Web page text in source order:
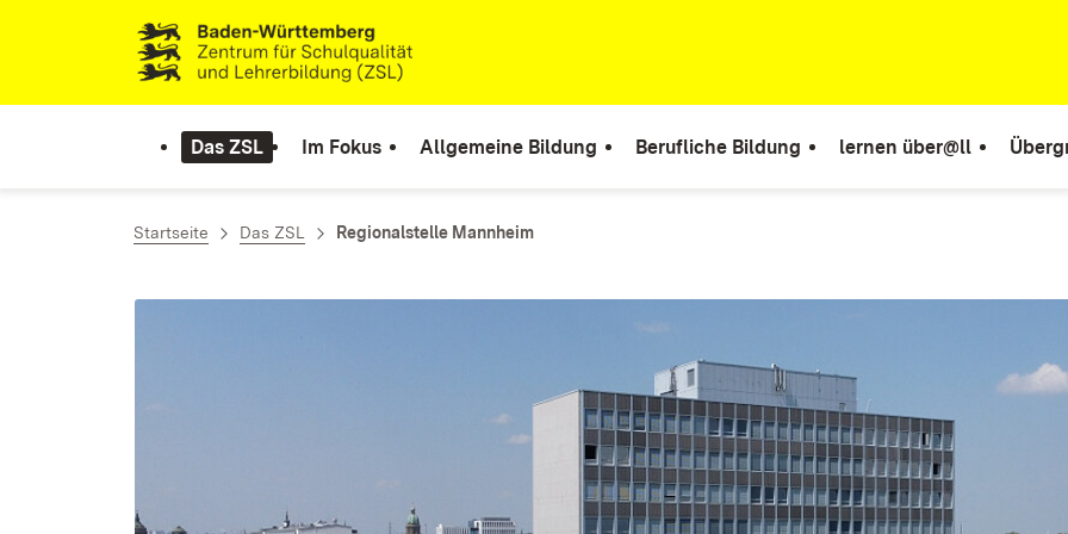
Zum Inhalt springen
Link zur Startseite
Das ZSL Im Fokus Allgemeine Bildung Berufliche Bildung lernen über@ll
Startseite Das ZSL Regionalstelle Mannheim